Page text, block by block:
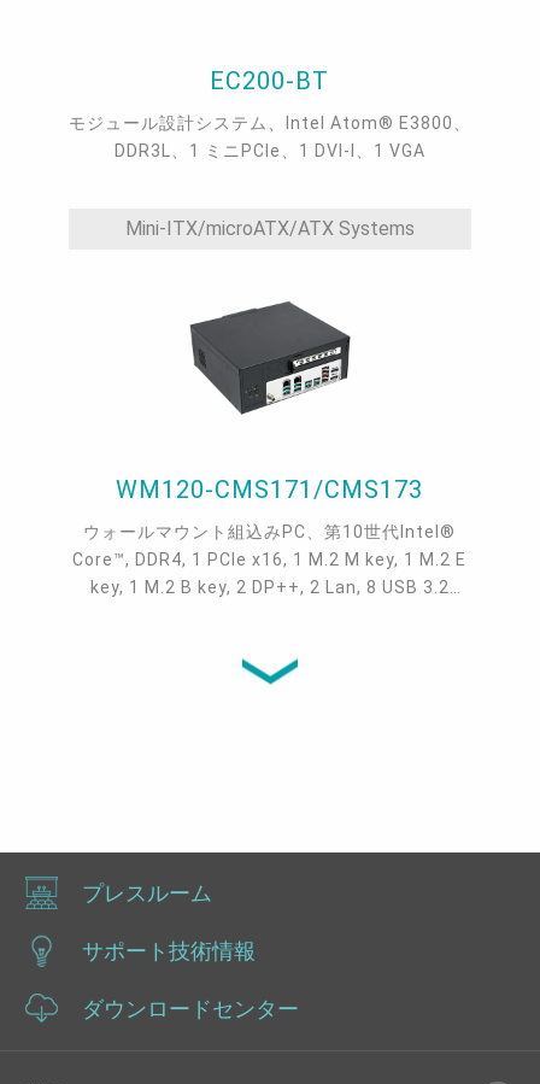
EC200-BT
モジュール設計システム、Intel Atom® E3800、
DDR3L、1 ミニPCIe、1 DVI-I、1 VGA
Mini-ITX/microATX/ATX Systems
WM120-CMS171/CMS173
ウォールマウント組込みPC、第10世代Intel®
Core™, DDR4, 1 PCIe x16, 1 M.2 M key, 1 M.2 E
key, 1 M.2 B key, 2 DP++, 2 Lan, 8 USB 3.2
プレスルーム
サポート技術情報
ダウンロードセンター